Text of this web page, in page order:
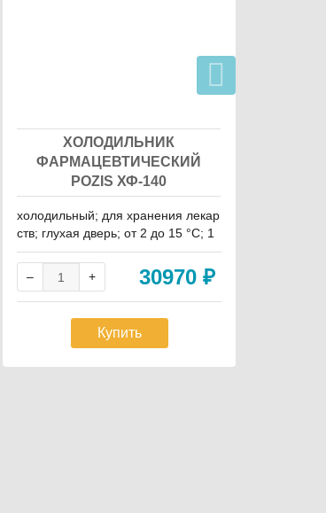
ХОЛОДИЛЬНИК
ФАРМАЦЕВТИЧЕСКИЙ
POZIS ХФ-140
холодильный; для хранения лекар
ств; глухая дверь; от 2 до 15 °C; 1
40 л; динамическое; 220 В
30970 ₽
Купить